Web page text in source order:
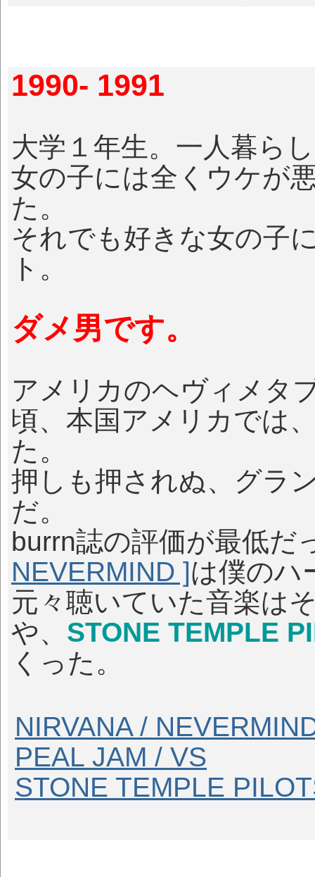
1990- 1991
大学１年生。一人暮ら
女の子には全くウケが
た。
それでも好きな女の子
ト。
ダメ男です。
アメリカのヘヴィメタ
頃、本国アメリカでは
た。
押しも押されぬ、グラ
だ。
burrn誌の評価が最低だ
NEVERMIND ]は僕のハ
元々聴いていた音楽は
や、 STONE TEMPLE
くった。
NIRVANA /
PEAL JAM / VS
STONE TEMPLE